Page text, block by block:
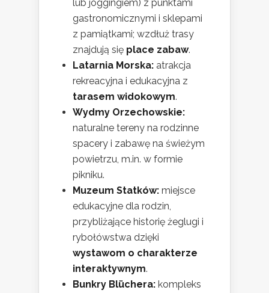
lub joggingiem) z punktami
gastronomicznymi i sklepami
z pamiątkami; wzdłuż trasy
znajdują się place zabaw.
Latarnia Morska: atrakcja
rekreacyjna i edukacyjna z
tarasem widokowym.
Wydmy Orzechowskie:
naturalne tereny na rodzinne
spacery i zabawę na świeżym
powietrzu, m.in. w formie
pikniku.
Muzeum Statków: miejsce
edukacyjne dla rodzin,
przybliżające historię żeglugi i
rybołówstwa dzięki
wystawom o charakterze
interaktywnym.
Bunkry Blüchera: kompleks